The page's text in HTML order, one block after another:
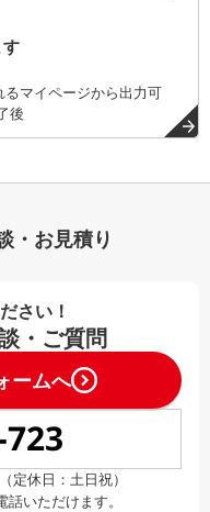
す
マイページから出力可
後
・お見積り
さい！
・ご質問
ームへ
定休日：土日祝）
いただけます。